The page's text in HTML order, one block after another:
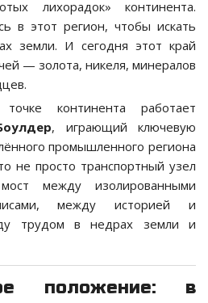
лихорадок» континента.
в этот регион, чтобы искать
земли. И сегодня этот край
— золота, никеля, минералов
континента работает
, играющий ключевую
промышленного региона
не просто транспортный узел
между изолированными
между историей и
трудом в недрах земли и
положение: в